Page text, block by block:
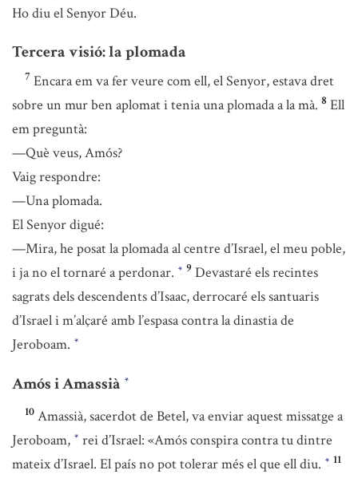
Ho diu el Senyor Déu.
Tercera visió: la plomada
7 Encara em va fer veure com ell, el Senyor, estava dret
sobre un mur ben aplomat i tenia una plomada a la mà. 8 Ell
em preguntà:
—Què veus, Amós?
Vaig respondre:
—Una plomada.
El Senyor digué:
—Mira, he posat la plomada al centre d’Israel, el meu poble,
i ja no el tornaré a perdonar. * 9 Devastaré els recintes
sagrats dels descendents d’Isaac, derrocaré els santuaris
d’Israel i m’alçaré amb l’espasa contra la dinastia de
Jeroboam. *
Amós i Amassià *
10 Amassià, sacerdot de Betel, va enviar aquest missatge a
Jeroboam, * rei d’Israel: «Amós conspira contra tu dintre
mateix d’Israel. El país no pot tolerar més el que ell diu. * 11